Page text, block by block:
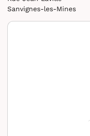
Sanvignes-les-Mines